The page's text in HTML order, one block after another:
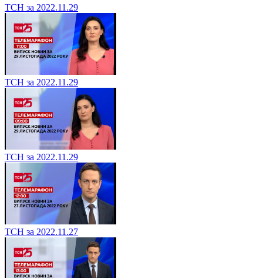
ТСН за 2022.11.29
ТСН за 2022.11.29
ТСН за 2022.11.29
ТСН за 2022.11.27